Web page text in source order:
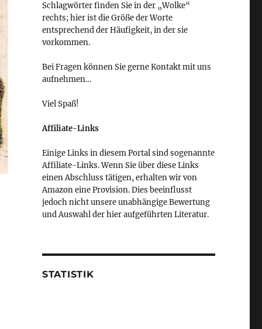
Schlagwörter finden Sie in der „Wolke“
rechts; hier ist die Größe der Worte
entsprechend der Häufigkeit, in der sie
vorkommen.
Bei Fragen können Sie gerne Kontakt mit uns
aufnehmen…
Viel Spaß!
Affiliate-Links
Einige Links in diesem Portal sind sogenannte
Affiliate-Links. Wenn Sie über diese Links
einen Abschluss tätigen, erhalten wir von
Amazon eine Provision. Dies beeinflusst
jedoch nicht unsere unabhängige Bewertung
und Auswahl der hier aufgeführten Literatur.
STATISTIK